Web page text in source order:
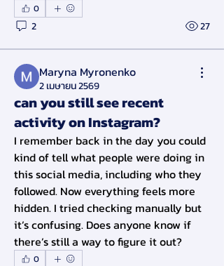
0
2 27
Maryna Myronenko
2 เมษายน 2569
can you still see recent
activity on Instagram?
I remember back in the day you could
kind of tell what people were doing in
this social media, including who they
followed. Now everything feels more
hidden. I tried checking manually but
it’s confusing. Does anyone know if
there’s still a way to figure it out?
0